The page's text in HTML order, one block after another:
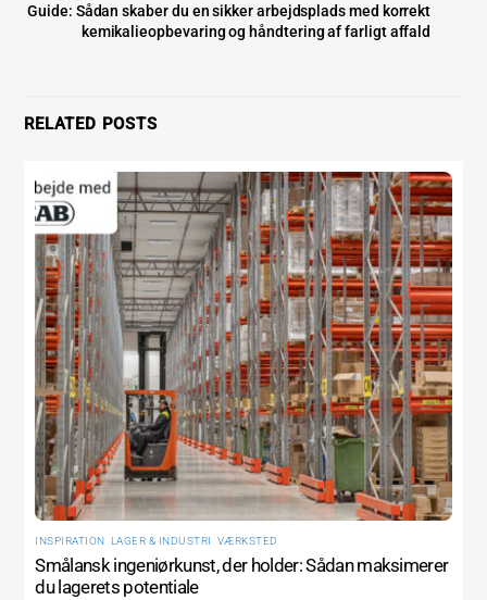
Guide: Sådan skaber du en sikker arbejdsplads med korrekt
kemikalieopbevaring og håndtering af farligt affald
RELATED POSTS
INSPIRATION LAGER & INDUSTRI VÆRKSTED
Smålansk ingeniørkunst, der holder: Sådan maksimerer
du lagerets potentiale